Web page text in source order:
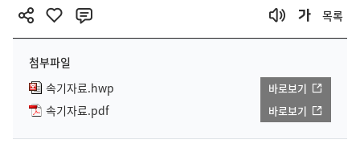
목록
첨부파일
속기자료.hwp
바로보기
속기자료.pdf 바로보기